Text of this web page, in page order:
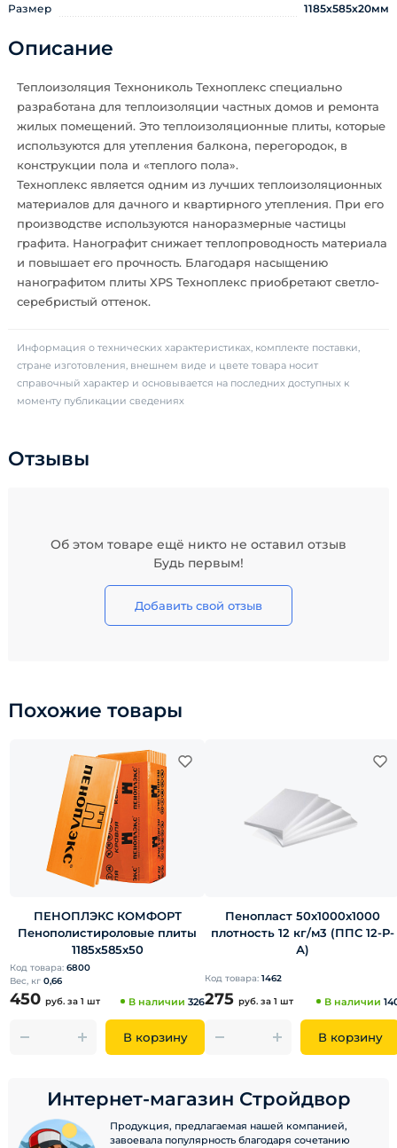
Размер 1185х585х20мм
Описание
Теплоизоляция Технониколь Техноплекс специально
разработана для теплоизоляции частных домов и ремонта
жилых помещений. Это теплоизоляционные плиты, которые
используются для утепления балкона, перегородок, в
конструкции пола и «теплого пола».
Техноплекс является одним из лучших теплоизоляционных
материалов для дачного и квартирного утепления. При его
производстве используются наноразмерные частицы
графита. Нанографит снижает теплопроводность материала
и повышает его прочность. Благодаря насыщению
нанографитом плиты XPS Техноплекс приобретают светло-
серебристый оттенок.
Информация о технических характеристиках, комплекте поставки,
стране изготовления, внешнем виде и цвете товара носит
справочный характер и основывается на последних доступных к
моменту публикации сведениях
Отзывы
Об этом товаре ещё никто не оставил отзыв
Будь первым!
Добавить свой отзыв
Похожие товары
ПЕНОПЛЭКС КОМФОРТ
Пенополистироловые плиты
1185х585х50
Код товара: 6800
Вес, кг 0,66
450 руб. за 1 шт В наличии 326
В корзину
Пенопласт 50х1000х1000
плотность 12 кг/м3 (ППС 12-Р-
А)
Код товара: 1462
275 руб. за 1 шт В наличии
В корзину
Интернет-магазин Стройдвор
Продукция, предлагаемая нашей компанией,
завоевала популярность благодаря сочетанию